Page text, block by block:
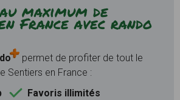
maximum de
France avec rando
permet de profiter de tout le
Sentiers en France :
Favoris illimités